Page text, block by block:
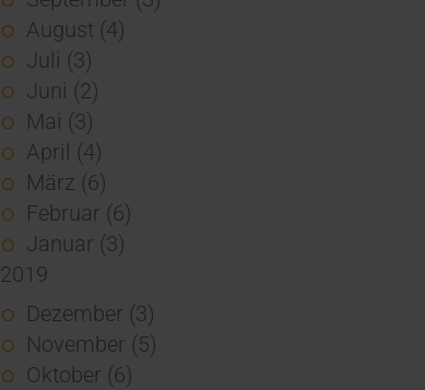
August (4)
Juli (3)
Juni (2)
Mai (3)
April (4)
März (6)
Februar (6)
Januar (3)
2019
Dezember (3)
November (5)
Oktober (6)